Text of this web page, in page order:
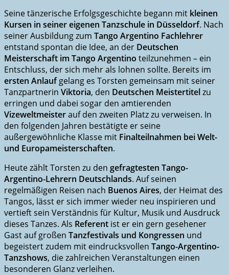
Seine tänzerische Erfolgsgeschichte begann mit kleinen
Kursen in seiner eigenen Tanzschule in Düsseldorf. Nach
seiner Ausbildung zum Tango Argentino Fachlehrer
entstand spontan die Idee, an der Deutschen
Meisterschaft im Tango Argentino teilzunehmen – ein
Entschluss, der sich mehr als lohnen sollte. Bereits im
ersten Anlaufgelang es Torsten gemeinsam mit seiner
Tanzpartnerin Viktoria, den Deutschen Meistertitelzu
erringen und dabei sogar den amtierenden
Vizeweltmeisterauf den zweiten Platz zu verweisen. In
den folgenden Jahren bestätigte er seine
außergewöhnliche Klasse mit Finalteilnahmen bei Welt-
und Europameisterschaften.
Heute zählt Torsten zu den gefragtesten Tango-
Argentino-Lehrern Deutschlands. Auf seinen
regelmäßigen Reisen nach Buenos Aires, der Heimat des
Tangos, lässt er sich immer wieder neu inspirieren und
vertieft sein Verständnis für Kultur, Musik und Ausdruck
dieses Tanzes. Als Referent ist er ein gern gesehener
Gast auf großen Tanzfestivals und Kongressen und
begeistert zudem mit eindrucksvollen Tango-Argentino-
Tanzshows, die zahlreichen Veranstaltungen einen
besonderen Glanz verleihen.